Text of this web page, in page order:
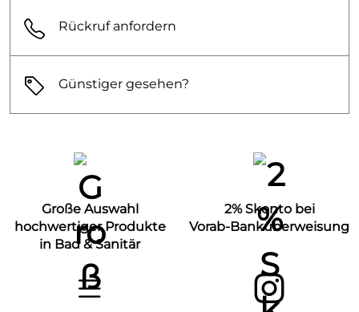
Rückruf anfordern
Günstiger gesehen?
Große Auswahl
hochwertiger Produkte
in Bad & Sanitär
2% Skonto bei
Vorab-Banküberweisung